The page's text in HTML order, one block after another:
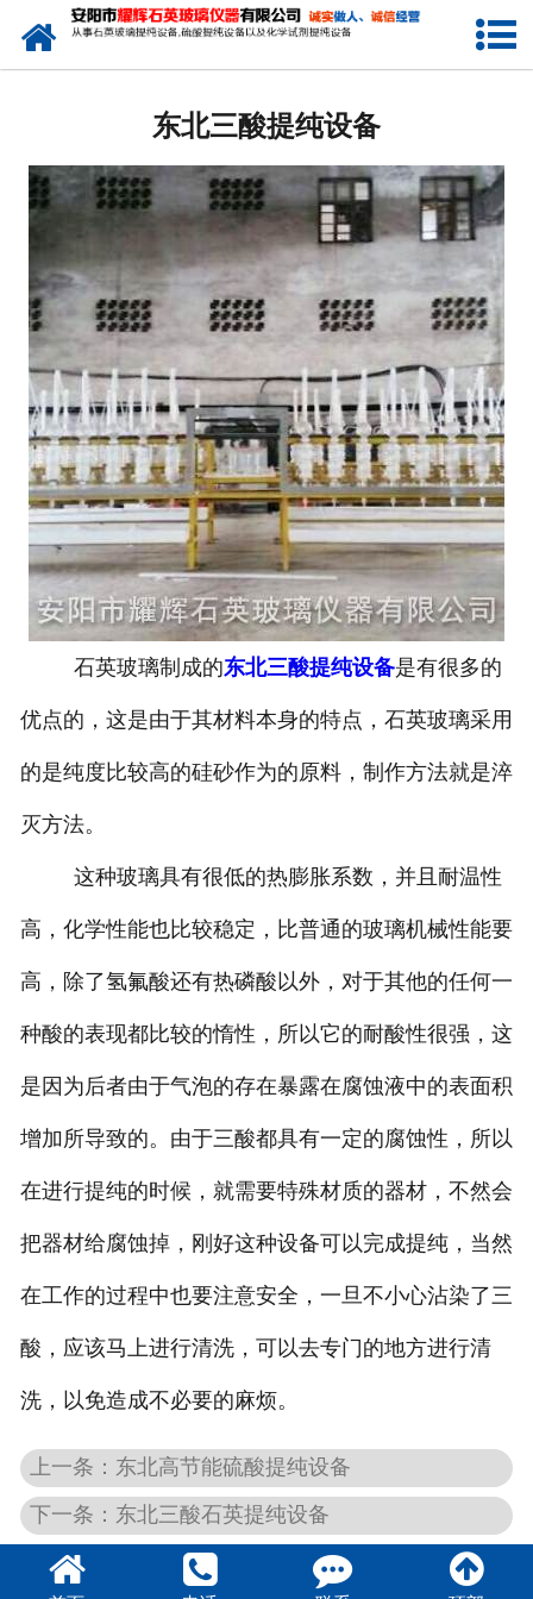
网站首页
东北电子级硫酸提纯设备
东北石英玻璃硫酸提纯设备
东北天燃气加热石英玻璃硫酸提纯
设备
- 东北煤加热石英玻璃硫酸提纯设备
- 东北大型一拖二石英玻璃硫酸提纯
设备
东北石英玻璃盐酸提纯设备
东北三酸提纯设备
石英玻璃制成的东北三酸提纯设备是有很多的
优点的，这是由于其材料本身的特点，石英玻璃采用
的是纯度比较高的硅砂作为的原料，制作方法就是淬
灭方法。
这种玻璃具有很低的热膨胀系数，并且耐温性
高，化学性能也比较稳定，比普通的玻璃机械性能要
高，除了氢氟酸还有热磷酸以外，对于其他的任何一
种酸的表现都比较的惰性，所以它的耐酸性很强，这
是因为后者由于气泡的存在暴露在腐蚀液中的表面积
增加所导致的。由于三酸都具有一定的腐蚀性，所以
在进行提纯的时候，就需要特殊材质的器材，不然会
把器材给腐蚀掉，刚好这种设备可以完成提纯，当然
在工作的过程中也要注意安全，一旦不小心沾染了三
酸，应该马上进行清洗，可以去专门的地方进行清
洗，以免造成不必要的麻烦。
上一条：东北高节能硫酸提纯设备
下一条：东北三酸石英提纯设备